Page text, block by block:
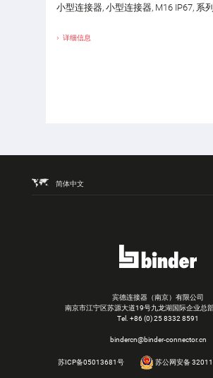
小型连接器, 小型连接器, M16 IP67, 系
详细信息
简体中文
宾德连接器（南京）有限公司
南京市江宁区苏源大道19号九龙湖国际企业总
Tel. +86 (0) 25 8332 8591
bindercn@binder-connector.cn
苏ICP备05013681号 苏公网安备